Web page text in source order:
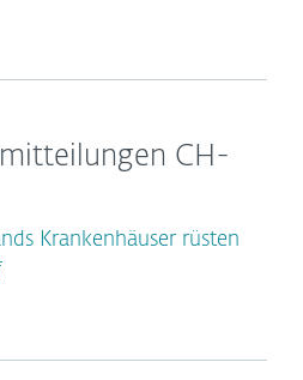
CH-
Krankenhäuser rüsten